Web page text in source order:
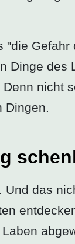
Dinge des
nicht
Dingen.
das